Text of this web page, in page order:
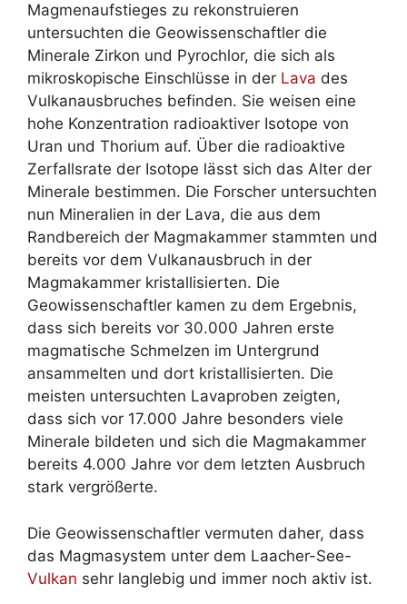
Magmenaufstieges zu rekonstruieren
untersuchten die Geowissenschaftler die
Minerale Zirkon und Pyrochlor, die sich als
mikroskopische Einschlüsse in der Lava des
Vulkanausbruches befinden. Sie weisen eine
hohe Konzentration radioaktiver Isotope von
Uran und Thorium auf. Über die radioaktive
Zerfallsrate der Isotope lässt sich das Alter der
Minerale bestimmen. Die Forscher untersuchten
nun Mineralien in der Lava, die aus dem
Randbereich der Magmakammer stammten und
bereits vor dem Vulkanausbruch in der
Magmakammer kristallisierten. Die
Geowissenschaftler kamen zu dem Ergebnis,
dass sich bereits vor 30.000 Jahren erste
magmatische Schmelzen im Untergrund
ansammelten und dort kristallisierten. Die
meisten untersuchten Lavaproben zeigten,
dass sich vor 17.000 Jahre besonders viele
Minerale bildeten und sich die Magmakammer
bereits 4.000 Jahre vor dem letzten Ausbruch
stark vergrößerte.
Die Geowissenschaftler vermuten daher, dass
das Magmasystem unter dem Laacher-See-
Vulkan sehr langlebig und immer noch aktiv ist.